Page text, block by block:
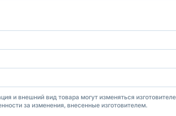
и внешний вид товара могут изменяться
за изменения, внесенные изготовителем.